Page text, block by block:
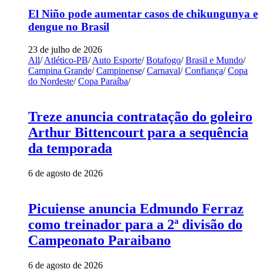
El Niño pode aumentar casos de chikungunya e
dengue no Brasil
23 de julho de 2026
All/ Atlético-PB/ Auto Esporte/ Botafogo/ Brasil e Mundo/
Campina Grande/ Campinense/ Carnaval/ Confiança/ Copa
do Nordeste/ Copa Paraíba/
Treze anuncia contratação do goleiro
Arthur Bittencourt para a sequência
da temporada
6 de agosto de 2026
Picuiense anuncia Edmundo Ferraz
como treinador para a 2ª divisão do
Campeonato Paraibano
6 de agosto de 2026